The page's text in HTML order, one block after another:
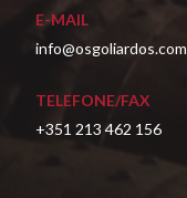
E-MAIL
info@osgoliardos.com
TELEFONE/FAX
+351 213 462 156